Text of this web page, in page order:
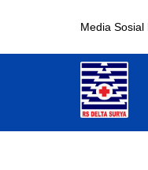
content
Media Sosial